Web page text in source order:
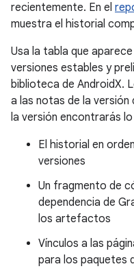
recientemente. En el
muestra el historial
Usa la tabla que
versiones estables y
biblioteca de AndroidX.
a las notas de la versión
la versión encontrarás
El historial en
versiones
Un fragmento de
dependencia de
los artefactos
Vínculos a las
para los paquetes